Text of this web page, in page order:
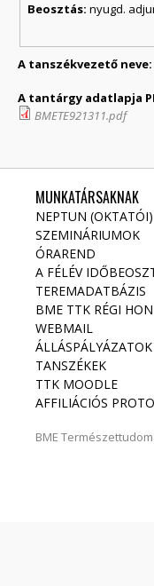
Beosztás:nyugd.
A tanszékvezető neve:
A tantárgy adatlapja
BMETE921311.pdf
MUNKATÁRSAKNAK
NEPTUN (OKTATÓI)
SZEMINÁRIUMOK
ÓRAREND
A FÉLÉV
TEREMADATBÁZIS
BME TTK RÉGI
WEBMAIL
ÁLLÁSPÁLYÁZATOK
TANSZÉKEK
TTK MOODLE
AFFILIÁCIÓS
BME